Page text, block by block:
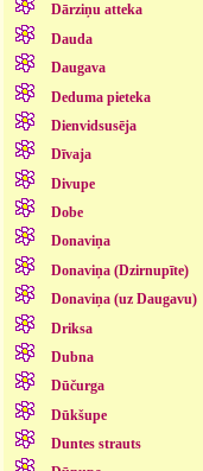
Dārziņu atteka
Dauda
Daugava
Deduma pieteka
Dienvidsusēja
Dīvaja
Divupe
Dobe
Donaviņa
Donaviņa (Dzirnupīte)
Donaviņa (uz Daugavu)
Driksa
Dubna
Dūčurga
Dūkšupe
Duntes strauts